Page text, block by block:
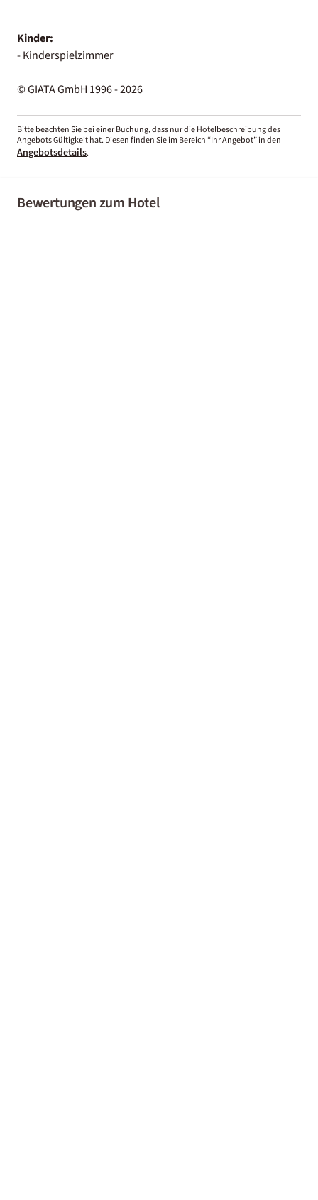
Kinder:
- Kinderspielzimmer
© GIATA GmbH 1996 - 2026
Bitte beachten Sie bei einer Buchung, dass nur die Hotelbeschreibung des
Angebots Gültigkeit hat. Diesen finden Sie im Bereich “Ihr Angebot” in den
Angebotsdetails.
Bewertungen zum Hotel